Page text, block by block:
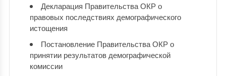
Декларация Правительства ОКР о
правовых последствиях демографического
истощения
Постановление Правительства ОКР о
принятии результатов демографической
комиссии